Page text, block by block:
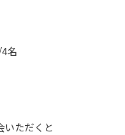
名
いただくと